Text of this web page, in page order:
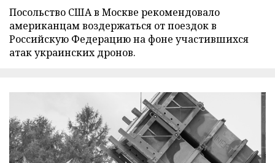
Посольство США в Москве рекомендовало
американцам воздержаться от поездок в
Российскую Федерацию на фоне участившихся
атак украинских дронов.